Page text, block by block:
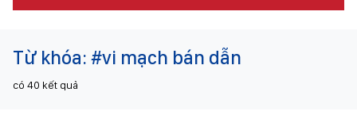
Từ khóa: #vi mạch bán dẫn
có 40 kết quả